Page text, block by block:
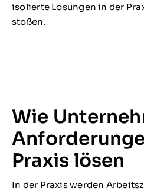
isolierte Lösungen in der
stoßen.
Wie
Praxis lösen
In der Praxis werden